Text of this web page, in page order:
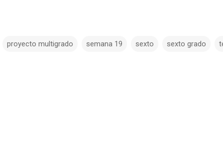
proyecto multigrado semana 19 sexto sexto grado